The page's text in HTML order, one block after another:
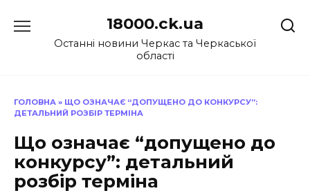
до
18000.ck.ua
Останні новини Черкас та Черкаської
області
ГОЛОВНА » ЩО ОЗНАЧАЄ “ДОПУЩЕНО ДО КОНКУРСУ”:
ДЕТАЛЬНИЙ РОЗБІР ТЕРМІНА
Що означає “допущено до
конкурсу”: детальний
розбір терміна